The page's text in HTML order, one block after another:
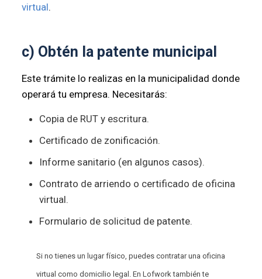
virtual.
c) Obtén la patente municipal
Este trámite lo realizas en la municipalidad donde
operará tu empresa. Necesitarás:
Copia de RUT y escritura.
Certificado de zonificación.
Informe sanitario (en algunos casos).
Contrato de arriendo o certificado de oficina
virtual.
Formulario de solicitud de patente.
Si no tienes un lugar físico, puedes contratar una oficina
virtual como domicilio legal . En Lofwork también te